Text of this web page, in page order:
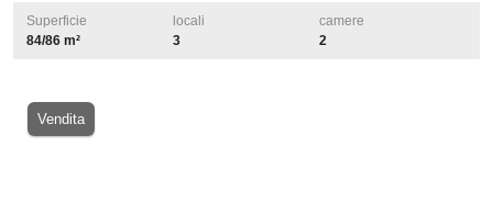
Superficie
84/86 m²
locali
3
camere
2
Vendita